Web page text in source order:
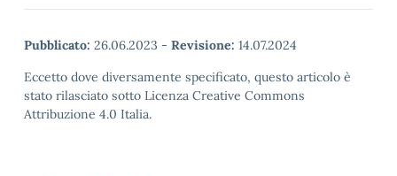
Pubblicato: 26.06.2023 - Revisione: 14.07.2024
Eccetto dove diversamente specificato, questo articolo è
stato rilasciato sotto Licenza Creative Commons
Attribuzione 4.0 Italia.